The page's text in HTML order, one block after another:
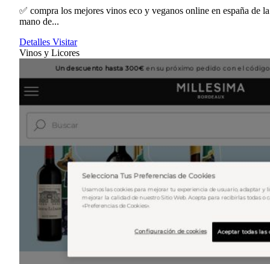
✅ compra los mejores vinos eco y veganos online en españa de la
mano de...
Detalles Visitar
Vinos y Licores